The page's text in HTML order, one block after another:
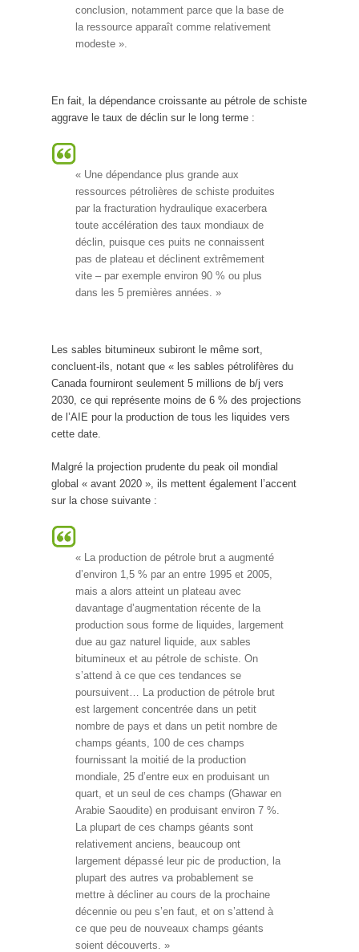
conclusion, notamment parce que la base de
la ressource apparaît comme relativement
modeste ».
En fait, la dépendance croissante au pétrole de schiste
aggrave le taux de déclin sur le long terme :
« Une dépendance plus grande aux
ressources pétrolières de schiste produites
par la fracturation hydraulique exacerbera
toute accélération des taux mondiaux de
déclin, puisque ces puits ne connaissent
pas de plateau et déclinent extrêmement
vite – par exemple environ 90 % ou plus
dans les 5 premières années. »
Les sables bitumineux subiront le même sort,
concluent-ils, notant que « les sables pétrolifères du
Canada fourniront seulement 5 millions de b/j vers
2030, ce qui représente moins de 6 % des projections
de l’AIE pour la production de tous les liquides vers
cette date.
Malgré la projection prudente du peak oil mondial
global « avant 2020 », ils mettent également l’accent
sur la chose suivante :
« La production de pétrole brut a augmenté
d’environ 1,5 % par an entre 1995 et 2005,
mais a alors atteint un plateau avec
davantage d’augmentation récente de la
production sous forme de liquides, largement
due au gaz naturel liquide, aux sables
bitumineux et au pétrole de schiste. On
s’attend à ce que ces tendances se
poursuivent… La production de pétrole brut
est largement concentrée dans un petit
nombre de pays et dans un petit nombre de
champs géants, 100 de ces champs
fournissant la moitié de la production
mondiale, 25 d’entre eux en produisant un
quart, et un seul de ces champs (Ghawar en
Arabie Saoudite) en produisant environ 7 %.
La plupart de ces champs géants sont
relativement anciens, beaucoup ont
largement dépassé leur pic de production, la
plupart des autres va probablement se
mettre à décliner au cours de la prochaine
décennie ou peu s’en faut, et on s’attend à
ce que peu de nouveaux champs géants
soient découverts. »